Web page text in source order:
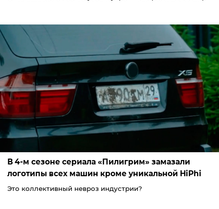
В 4-м сезоне сериала «Пилигрим» замазали
логотипы всех машин кроме уникальной HiPhi
Это коллективный невроз индустрии?